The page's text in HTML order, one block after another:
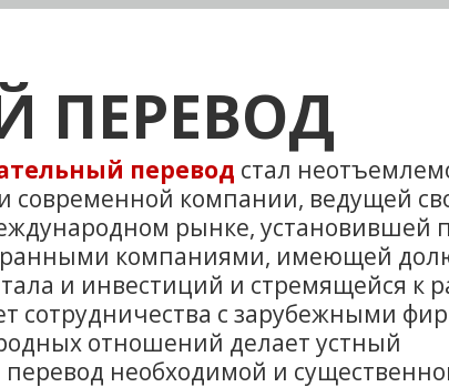
ПЕРЕВОД
перевод стал
современной компании, ведущей
рынке, установившей
компаниями, имеющей
и инвестиций и стремящейся к
сотрудничества с зарубежными
отношений делает устный
необходимой и